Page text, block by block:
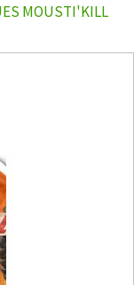
MOUSTI'KILL